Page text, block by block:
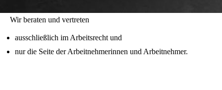
Wir beraten und vertreten
ausschließlich im Arbeitsrecht und
nur die Seite der Arbeitnehmerinnen und Arbeitnehmer.